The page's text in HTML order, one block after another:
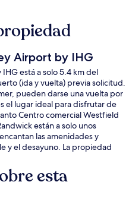
Airport by IHG
está a solo 5.4 km del
(ida y vuelta) previa solicitud.
pueden darse una vuelta por
el lugar ideal para disfrutar de
Centro comercial Westfield
están a solo unos
las amenidades y
y el desayuno. La propiedad
esta